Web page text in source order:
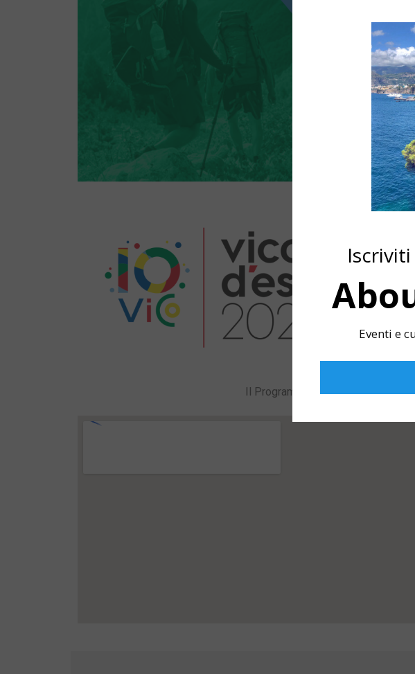
Il Programma di Vico d'Estate
Eventi e